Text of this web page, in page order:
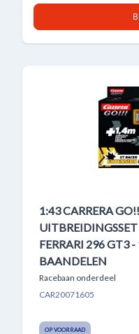
1:43 CARRERA
FERRARI 296 GT3
BAANDELEN
Racebaan onderdeel
CAR20071605
OP VOORRAAD